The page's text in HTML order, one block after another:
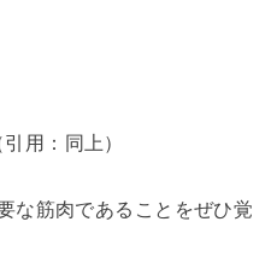
引用：同上）
な筋肉であることをぜひ覚